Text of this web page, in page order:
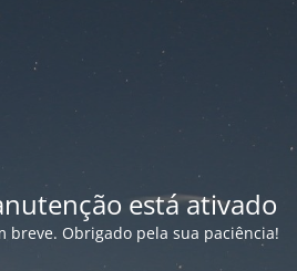
está ativado
breve. Obrigado pela sua paciência!